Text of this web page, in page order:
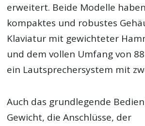
erweitert. Beide Modelle
kompaktes und robustes
Klaviatur mit gewichteter
und dem vollen Umfang von
ein Lautsprechersystem mit
Auch das grundlegende
Gewicht, die Anschlüsse, der